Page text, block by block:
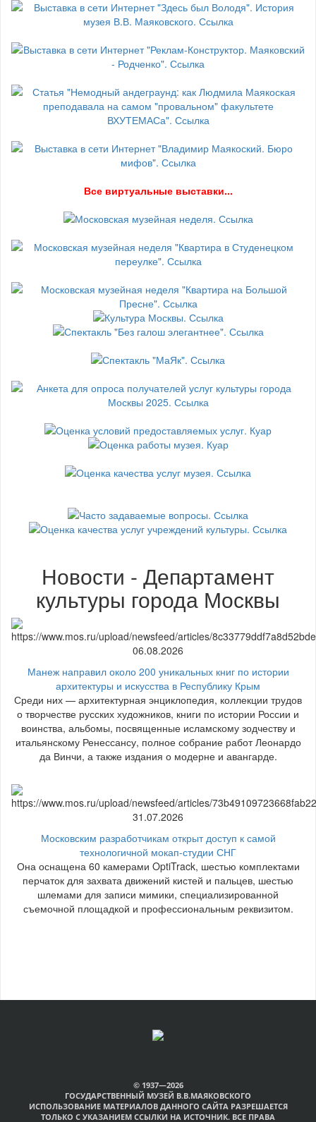
Все виртуальные выставки...
Новости - Департамент
культуры города Москвы
06.08.2026
Манеж направил около 200 уникальных книг по истории
архитектуры и искусства в Республику Крым
Среди них — архитектурная энциклопедия, коллекции трудов
о творчестве русских художников, книги по истории России и
воинства, альбомы, посвященные исламскому зодчеству и
итальянскому Ренессансу, полное собрание работ Леонардо
да Винчи, а также издания о модерне и авангарде.
31.07.2026
Московским разработчикам открыт доступ к самой
технологичной мокап-студии СНГ
Она оснащена 60 камерами OptiTrack, шестью комплектами
перчаток для захвата движений кистей и пальцев, шестью
шлемами для записи мимики, специализированной
съемочной площадкой и профессиональным реквизитом.
© 1937—2026
ГОСУДАРСТВЕННЫЙ МУЗЕЙ В.В.МАЯКОВСКОГО
ИСПОЛЬЗОВАНИЕ МАТЕРИАЛОВ ДАННОГО САЙТА РАЗРЕШАЕТСЯ
ТОЛЬКО С УКАЗАНИЕМ ССЫЛКИ НА ИСТОЧНИК. ВСЕ ПРАВА